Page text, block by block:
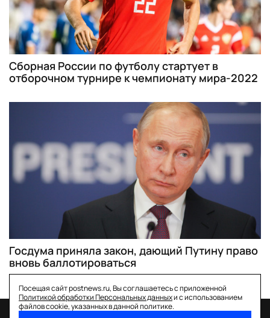
Сборная России по футболу стартует в
отборочном турнире к чемпионату мира-2022
Госдума приняла закон, дающий Путину право
вновь баллотироваться
Посещая сайт postnews.ru, Вы соглашаетесь с приложенной
Политикой обработки Персональных данныхи с использованием
файлов cookie, указанных в данной политике.